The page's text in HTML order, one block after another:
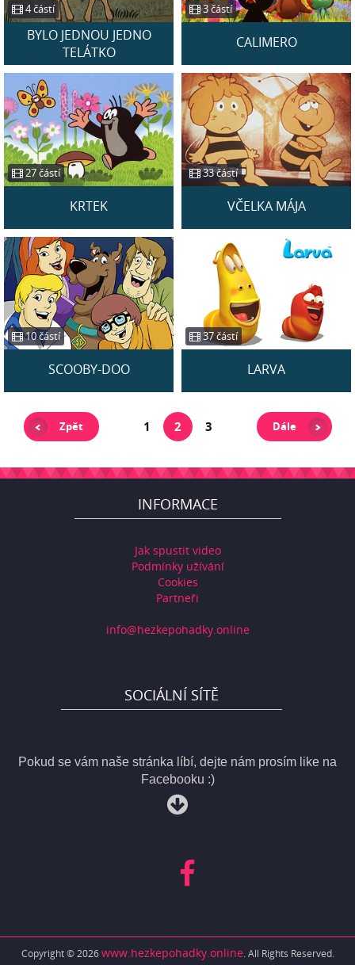
4 částí
BYLO JEDNOU JEDNO
TELÁTKO
3 částí
CALIMERO
27 částí
KRTEK
33 částí
VČELKA MÁJA
10 částí
SCOOBY-DOO
37 částí
LARVA
Zpět 1 2 3 Dále
INFORMACE
Jak spustit video
Podmínky užívání
Cookies
Partneři
info@hezkepohadky.online
SOCIÁLNÍ SÍTĚ
Pokud se vám naše stránka líbí, dejte nám prosím like na
Facebooku :)
Copyright © 2026www.hezkepohadky.online. All Rights Reserved.